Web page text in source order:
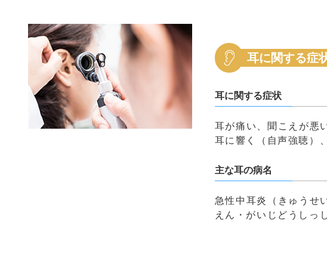
耳に関する症
耳に関する症状
耳が痛い、聞こえが悪
耳に響く（自声強聴
主な耳の病名
急性中耳炎（きゅうせ
えん・がいじどうしっ